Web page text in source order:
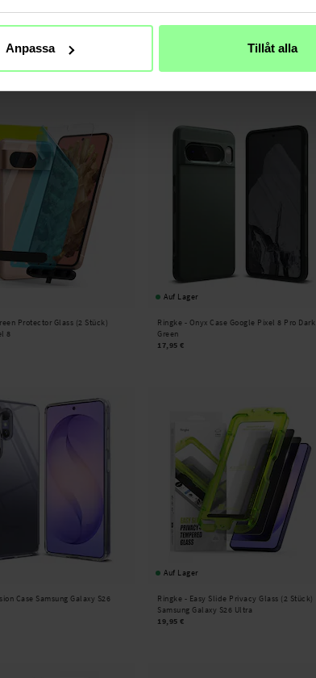
Anpassa Tillåt alla
Slide Glass (2 Stück) Nothing
Easy Slide Glass (2 Stück) Samsung
17,95 €
Protector Glass (2 Stück)
8
Auf Lager
Ringke - Onyx Case Google Pixel 8 Pro Dark
Green
17,95 €
Case Samsung Galaxy S26
Auf Lager
Ringke - Easy Slide Privacy Glass (2 Stück)
Samsung Galaxy S26 Ultra
19,95 €